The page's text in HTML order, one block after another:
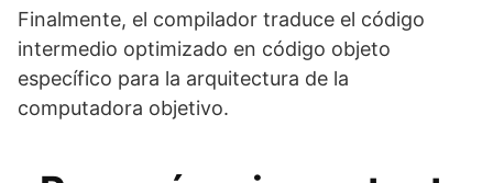
Finalmente, el compilador traduce el código
intermedio optimizado en código objeto
específico para la arquitectura de la
computadora objetivo.